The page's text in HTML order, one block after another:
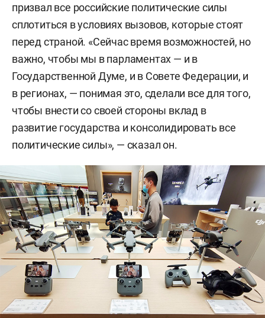
призвал все российские политические силы
сплотиться в условиях вызовов, которые стоят
перед страной. «Сейчас время возможностей, но
важно, чтобы мы в парламентах — и в
Государственной Думе, и в Совете Федерации, и
в регионах, — понимая это, сделали все для того,
чтобы внести со своей стороны вклад в
развитие государства и консолидировать все
политические силы», — сказал он.